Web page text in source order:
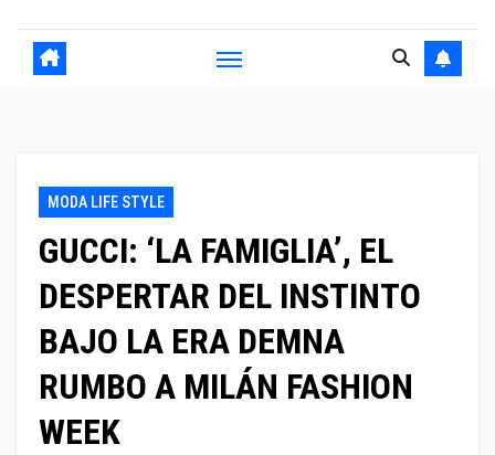
MODA LIFE STYLE
GUCCI: ‘LA FAMIGLIA’, EL
DESPERTAR DEL INSTINTO
BAJO LA ERA DEMNA
RUMBO A MILÁN FASHION
WEEK